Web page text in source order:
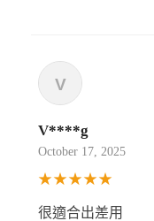
V****g
October 17, 2025
★★★★★
很適合出差用